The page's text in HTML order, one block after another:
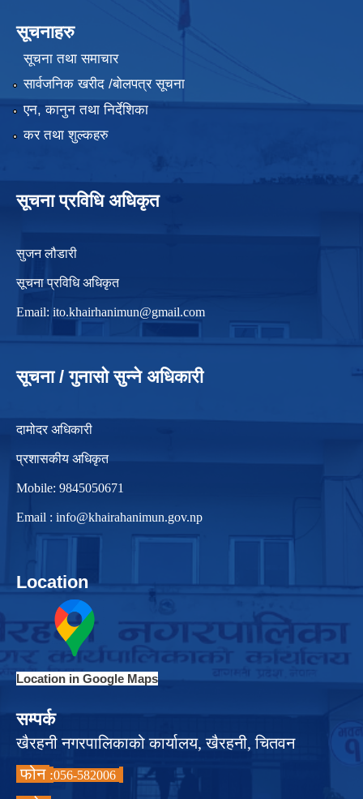
सूचनाहरु
सूचना तथा समाचार
सार्वजनिक खरीद /बोलपत्र सूचना
एन, कानुन तथा निर्देशिका
कर तथा शुल्कहरु
सूचना प्रविधि अधिकृत
सुजन लौडारी
सूचना प्रविधि अधिकृत
Email: ito.khairhanimun@gmail.com
सूचना / गुनासो सुन्ने अधिकारी
दामोदर अधिकारी
प्रशासकीय अधिकृत
Mobile: 9845050671
Email : info@khairahanimun.gov.np
Location
Location in Google Maps
सम्पर्क
खैरहनी नगरपालिकाको कार्यालय, खैरहनी, चितवन
फोन :